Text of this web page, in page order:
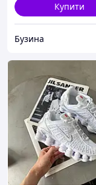
Купити
Бузина